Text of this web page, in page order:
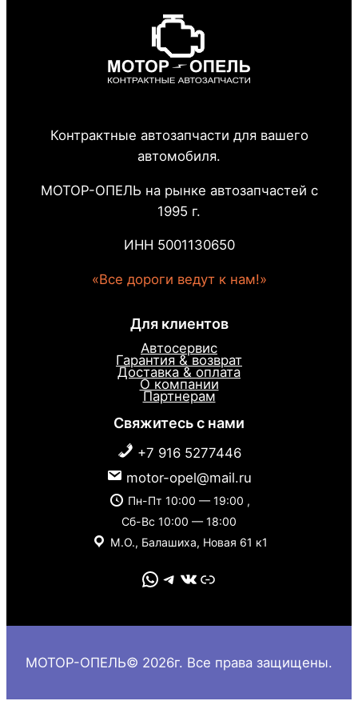
Контрактные автозапчасти для вашего
автомобиля.
МОТОР-ОПЕЛЬ на рынке автозапчастей с
1995 г.
ИНН 5001130650
«Все дороги ведут к нам!»
Для клиентов
Автосервис
Гарантия & возврат
Доставка & оплата
О компании
Партнерам
Свяжитесь с нами
+7 916 5277446
motor-opel@mail.ru
Пн-Пт 10:00 — 19:00 ,
Сб-Вс 10:00 — 18:00
М.О., Балашиха, Новая 61 к1
WhatsApp Telegram VK Link
МОТОР-ОПЕЛЬ© 2026г. Все права защищены.